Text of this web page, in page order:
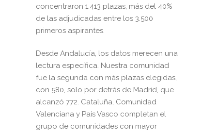
concentraron 1.413 plazas, más del 40%
de las adjudicadas entre los 3.500
primeros aspirantes.
Desde Andalucía, los datos merecen una
lectura específica. Nuestra comunidad
fue la segunda con más plazas elegidas,
con 580, solo por detrás de Madrid, que
alcanzó 772. Cataluña, Comunidad
Valenciana y País Vasco completan el
grupo de comunidades con mayor